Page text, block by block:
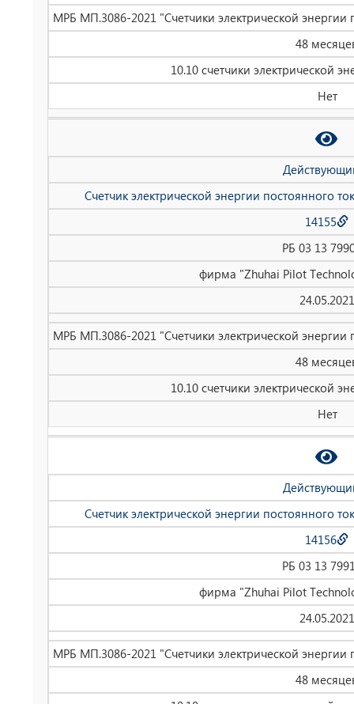
МРБ МП.3086-2021 "Счетчики электрической энергии
48
10.10 счетчики электрической
Нет
Счетчик электрической энергии постоянного
14155
РБ 03 13
фирма "Zhuhai Pilot
24.05.2021
МРБ МП.3086-2021 "Счетчики электрической энергии
48
10.10 счетчики электрической
Нет
Счетчик электрической энергии постоянного
14156
РБ 03 13
фирма "Zhuhai Pilot
24.05.2021
МРБ МП.3086-2021 "Счетчики электрической энергии
48